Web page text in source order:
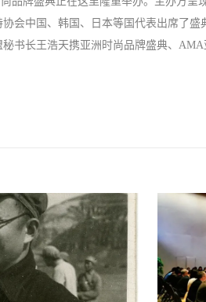
会中国、韩国、日本等国代表出席了
书长王浩天携亚洲时尚品牌盛典、AMA